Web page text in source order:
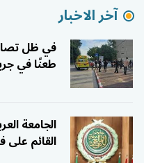
آخر الاخبار
طعنًا في
الجامعة
القائم